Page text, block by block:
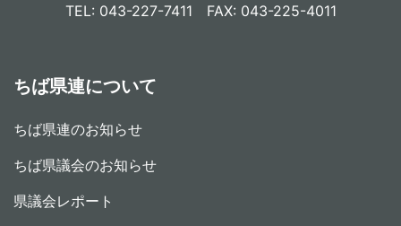
TEL: 043-227-7411 FAX: 043-225-4011
ちば県連について
ちば県連のお知らせ
ちば県議会のお知らせ
県議会レポート